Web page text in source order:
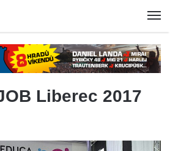
Liberec 2017